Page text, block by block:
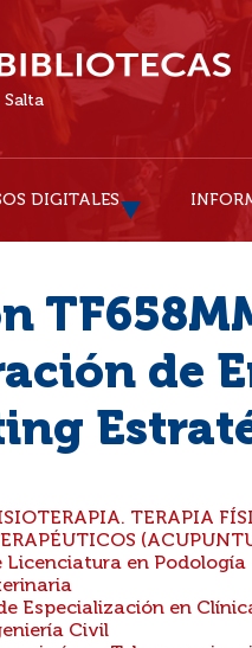
Salta
DIGITALES
de
TERAPIA
Licenciatura en Podología
Especialización en
Civil